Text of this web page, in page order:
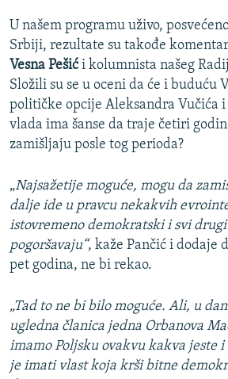
U našem programu uživo,
Srbiji, rezultate su takođe
Vesna Pešići kolumnista našeg
Složili su se u oceni da će i buduću
političke opcije Aleksandra Vučića
vlada ima šanse da traje četiri
zamišljaju posle tog perioda?
„Najsažetije moguće, mogu da
dalje ide u pravcu nekakvih
istovremeno demokratski i svi
pogoršavaju“, kaže Pančić i dodaje
pet godina, ne bi rekao.
„Tad to ne bi bilo moguće. Ali, u
ugledna članica jedna Orbanova
imamo Poljsku ovakvu kakva jeste
je imati vlast koja krši bitne